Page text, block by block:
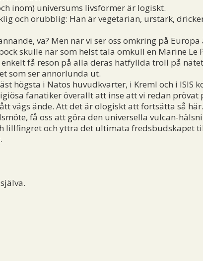
inom) universums livsformer är logiskt.
och orubblig: Han är vegetarian, urstark,
va? Men när vi ser oss omkring på
skulle när som helst tala omkull en Marine Le
få reson på alla deras hatfyllda troll på
som ser annorlunda ut.
högsta i Natos huvudkvarter, i Kreml och i ISIS
fanatiker överallt att inse att vi redan prövat
vägs ände. Att det är ologiskt att fortsätta så här.
få oss att göra den universella vulcan-
lillfingret och yttra det ultimata fredsbudskapet